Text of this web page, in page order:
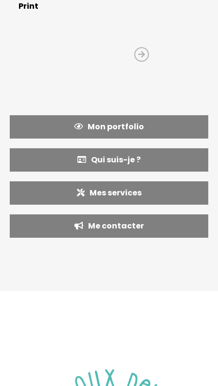
Print
Mon portfolio
Qui suis-je ?
Mes services
Me contacter